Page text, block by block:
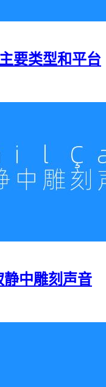
要类型和平台
中雕刻声音